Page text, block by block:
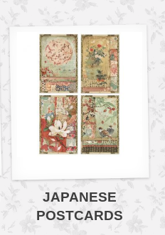
JAPANESE
POSTCARDS